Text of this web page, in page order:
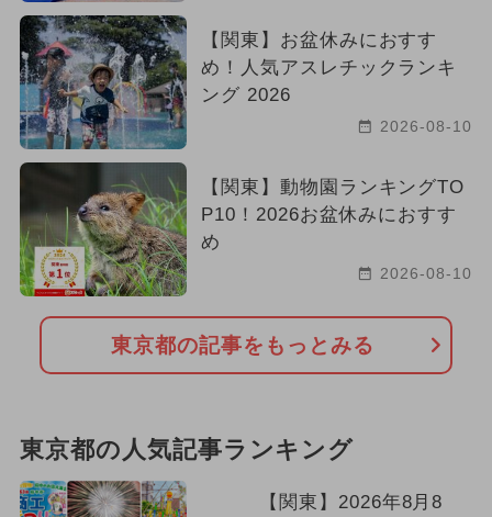
【関東】お盆休みにおすす
め！人気アスレチックランキ
ング 2026
2026-08-10
【関東】動物園ランキングTO
P10！2026お盆休みにおすす
め
2026-08-10
東京都の記事をもっとみる
東京都の人気記事ランキング
【関東】2026年8月8